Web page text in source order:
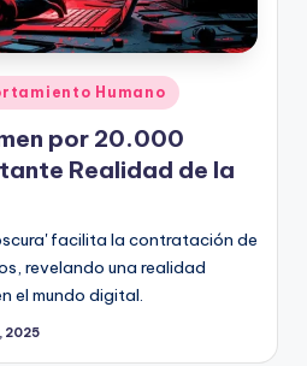
Humano
por 20.000
Realidad de la
facilita la contratación de
revelando una realidad
el mundo digital.
2025